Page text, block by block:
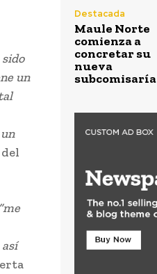
sido
un
“me
Destacada
Maule Norte
comienza a
concretar su
nueva
subcomisaría